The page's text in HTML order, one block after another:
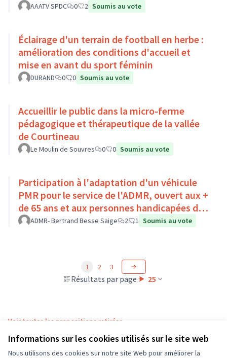
Informations sur les cookies utilisés sur le site web
Nous utilisons des cookies sur notre site Web pour améliorer la
AAATV SPDC 0 2 Soumis au vote
Éclairage d'un terrain de football en herbe :
amélioration des conditions d'accueil et
mise en avant du sport féminin
DURAND 0 0 Soumis au vote
Accueillir le public dans la micro-ferme
pédagogique et thérapeutique de la vallée
de Courtineau
Le Moulin de Souvres 0 0 Soumis au vote
Participation à l'adaptation d'un véhicule
PMR pour le service de l'ADMR, ouvert aux +
de 65 ans et aux personnes handicapées du
Pays Loire-Touraine.
ADMR- Bertrand Besse Saige 2 1 Soumis au vote
Résultats par page : 25
1 2 3
Voir toutes les propositions retirées
Conditions d'utilisation